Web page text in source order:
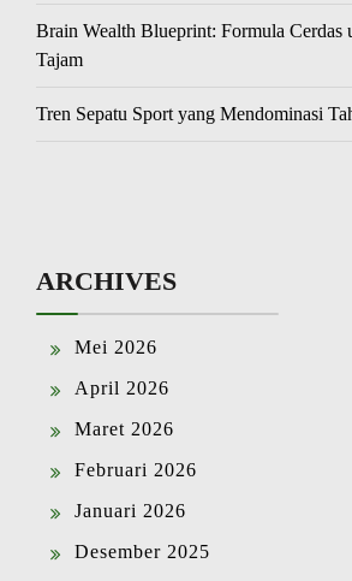
Brain Wealth Blueprint: Formula Cerdas
Tajam
Tren Sepatu Sport yang Mendominasi
ARCHIVES
Mei 2026
April 2026
Maret 2026
Februari 2026
Januari 2026
Desember 2025